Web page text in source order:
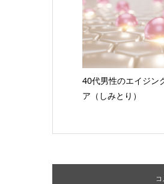
40代男性のエイジン
ア（しみとり）